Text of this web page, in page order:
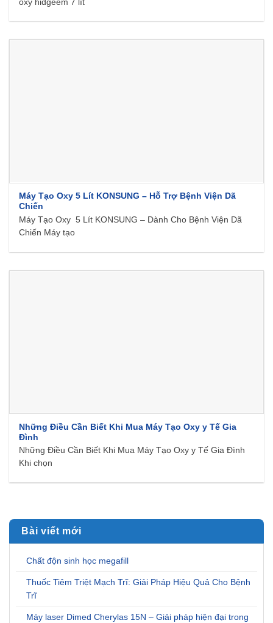
Bài viết mới
Chất độn sinh học megafill
Thuốc Tiêm Triệt Mạch Trĩ: Giải Pháp Hiệu Quả Cho Bệnh
Trĩ
Máy laser Dimed Cherylas 15N – Giải pháp hiện đại trong
oxy hidgeem 7 lít
Máy Tạo Oxy 5 Lít KONSUNG – Hỗ Trợ Bệnh Viện Dã
Chiến
Máy Tạo Oxy 5 Lít KONSUNG – Dành Cho Bệnh Viện Dã
Chiến Máy tạo
Những Điều Cần Biết Khi Mua Máy Tạo Oxy y Tế Gia
Đình
Những Điều Cần Biết Khi Mua Máy Tạo Oxy y Tế Gia Đình
Khi chọn